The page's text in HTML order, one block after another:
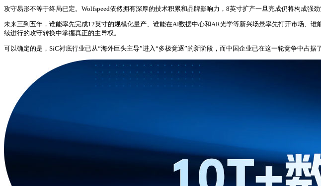
攻守易形不等于终局已定。Wolfspeed依然拥有深厚的技术积累和品牌影响力，8英寸扩产一旦完成仍将构成强
未来三到五年，谁能率先完成12英寸的规模化量产、谁能在AI数据中心和AR光学等新兴场景率先打开市场、
续进行的攻守转换中掌握真正的主导权。
可以确定的是，SiC衬底行业已从“海外巨头主导”进入“多极竞逐”的新阶段，而中国企业已在这一轮竞争中占